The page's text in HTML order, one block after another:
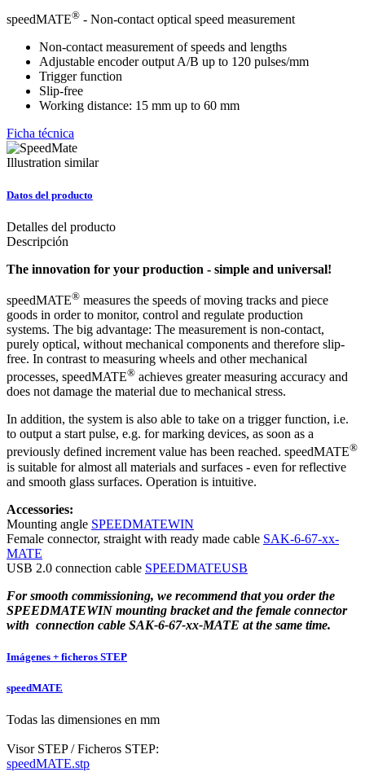
speedMATE® - Non-contact optical speed measurement
Non-contact measurement of speeds and lengths
Adjustable encoder output A/B up to 120 pulses/mm
Trigger function
Slip-free
Working distance: 15 mm up to 60 mm
Ficha técnica
Illustration similar
Datos del producto
Detalles del producto
Descripción
The innovation for your production - simple and universal!
speedMATE® measures the speeds of moving tracks and piece
goods in order to monitor, control and regulate production
systems. The big advantage: The measurement is non-contact,
purely optical, without mechanical components and therefore slip-
free. In contrast to measuring wheels and other mechanical
processes, speedMATE® achieves greater measuring accuracy and
does not damage the material due to mechanical stress.
In addition, the system is also able to take on a trigger function, i.e.
to output a start pulse, e.g. for marking devices, as soon as a
previously defined increment value has been reached. speedMATE®
is suitable for almost all materials and surfaces - even for reflective
and smooth glass surfaces. Operation is intuitive.
Accessories:
Mounting angle SPEEDMATEWIN
Female connector, straight with ready made cable SAK-6-67-xx-
MATE
USB 2.0 connection cable SPEEDMATEUSB
For smooth commissioning, we recommend that you order the
SPEEDMATEWIN mounting bracket and the female connector
with connection cable SAK-6-67-xx-MATE at the same time.
Imágenes + ficheros STEP
speedMATE
Todas las dimensiones en mm
Visor STEP / Ficheros STEP:
speedMATE.stp